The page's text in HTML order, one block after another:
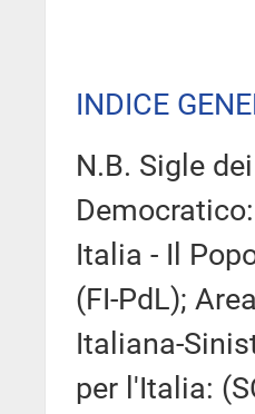
INDICE
N.B. Sigle
Italia - Il
(FI-PdL);
Italiana-
per l'Italia: